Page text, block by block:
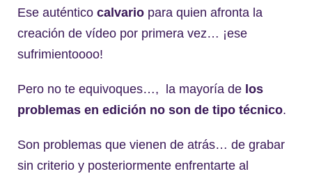
Ese auténtico calvario para quien afronta la
creación de vídeo por primera vez… ¡ese
sufrimientoooo!
Pero no te equivoques…, la mayoría de los
problemas en edición no son de tipo técnico.
Son problemas que vienen de atrás… de grabar
sin criterio y posteriormente enfrentarte al